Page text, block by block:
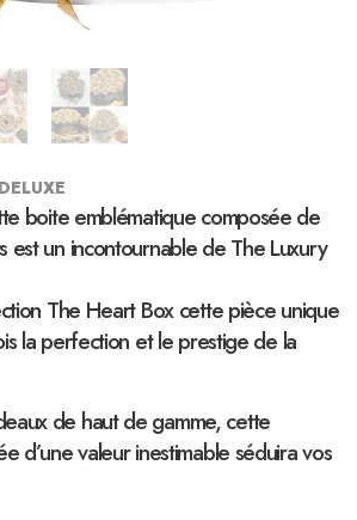
boite emblématique composée de
est un incontournable de The Luxury
The Heart Box cette pièce unique
la perfection et le prestige de la
de haut de gamme, cette
d’une valeur inestimable séduira vos